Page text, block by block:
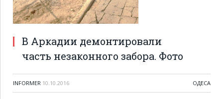
В Аркадии демонтировали
часть незаконного забора. Фото
INFORMER 10.10.2016 ОДЕСА